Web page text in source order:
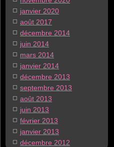
janvier 2020
août 2017
décembre 2014
juin 2014
mars 2014
janvier 2014
décembre 2013
septembre 2013
août 2013
juin 2013
février 2013
janvier 2013
décembre 2012